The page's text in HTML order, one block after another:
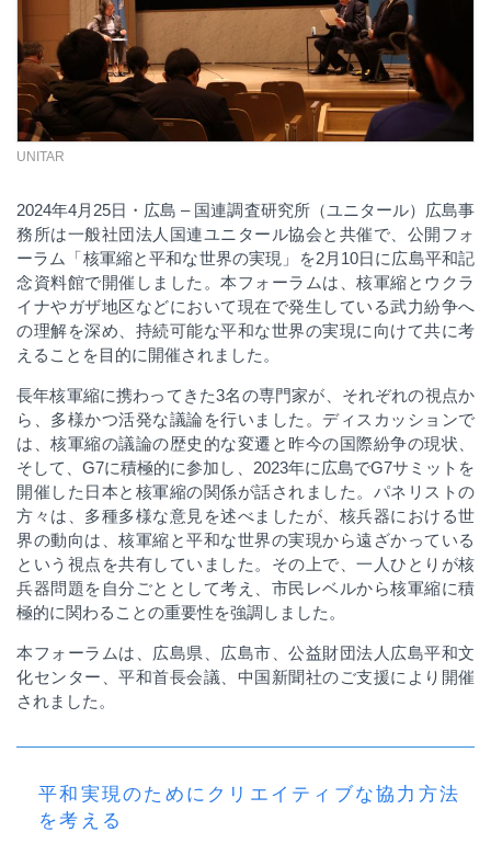
UNITAR
2024年4月 25日・広島 – 国連調査研究所（ユニタール）広島事
務所は一般社団法人国連ユニタール協会と共催で、公開フォ
ーラム「核軍縮と平和な世界の実現」を2月 10日に広島平和記
念資料館で開催しました。本フォーラムは、核軍縮とウクラ
イナやガザ地区などにおいて現在で発生している武力紛争へ
の理解を深め、持続可能な平和な世界の実現に向けて共に考
えることを目的に開催されました。
長年核軍縮に携わってきた3名の専門家が、それぞれの視点か
ら、多様かつ活発な議論を行いました。ディスカッションで
は、核軍縮の議論の歴史的な変遷と昨今の国際紛争の現状、
そして、G7に積極的に参加し、 2023年に広島でG7サミットを
開催した日本と核軍縮の関係が話されました。 パネリストの
方々は、多種多様な意見を述べましたが、核兵器における世
界の動向は、核軍縮と平和な世界の実現から遠ざかっている
という視点を共有していました。その上で、一人ひとりが核
兵器問題を自分ごととして考え、市民レベルから核軍縮に積
極的に関わることの重要性を強調しました。
本フォーラムは、広島県、広島市、公益財団法人広島平和文
化センター、平和首長会議、中国新聞社のご支援により開催
されました。
平和実現のためにクリエイティブな協力方法
を考える